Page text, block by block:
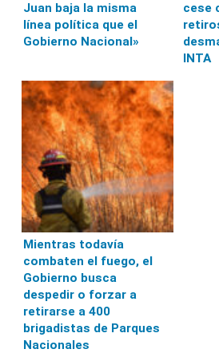
Juan baja la misma
línea política que el
Gobierno Nacional»
cese
INTA
Mientras todavía
combaten el fuego, el
Gobierno busca
despedir o forzar a
retirarse a 400
brigadistas de Parques
Nacionales